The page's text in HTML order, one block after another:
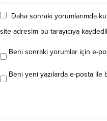
Daha sonraki yorumlarımda
site adresim bu tarayıcıya
Beni sonraki yorumlar için e-
Beni yeni yazılarda e-posta ile